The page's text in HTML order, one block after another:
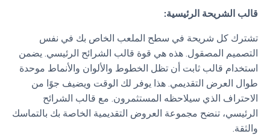
قالب الشريحة الرئيسية:
تشترك كل شريحة في سطح الملعب الخاص بك في نفس
التصميم المصقول. هذه هي قوة قالب الشرائح الرئيسي. يضمن
استخدام قالب ثابت أن تظل الخطوط والألوان والأنماط موحدة
طوال العرض التقديمي. هذا يوفر لك الوقت ويضيف جوًا من
الاحتراف الذي سيلاحظه المستثمرون. مع قالب الشرائح
الرئيسي، تنضح مجموعة العروض التقديمية الخاصة بك بالتماسك
والثقة.